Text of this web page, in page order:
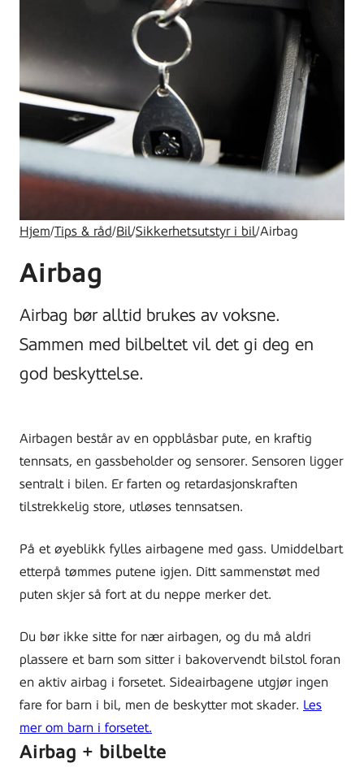
Hjem/Tips & råd/Bil/Sikkerhetsutstyr i bil/Airbag
Airbag
Airbag bør alltid brukes av voksne.
Sammen med bilbeltet vil det gi deg en
god beskyttelse.
Airbagen består av en oppblåsbar pute, en kraftig
tennsats, en gassbeholder og sensorer. Sensoren ligger
sentralt i bilen. Er farten og retardasjonskraften
tilstrekkelig store, utløses tennsatsen.
På et øyeblikk fylles airbagene med gass. Umiddelbart
etterpå tømmes putene igjen. Ditt sammenstøt med
puten skjer så fort at du neppe merker det.
Du bør ikke sitte for nær airbagen, og du må aldri
plassere et barn som sitter i bakovervendt bilstol foran
en aktiv airbag i forsetet. Sideairbagene utgjør ingen
fare for barn i bil, men de beskytter mot skader. Les
mer om barn i forsetet.
Airbag + bilbelte